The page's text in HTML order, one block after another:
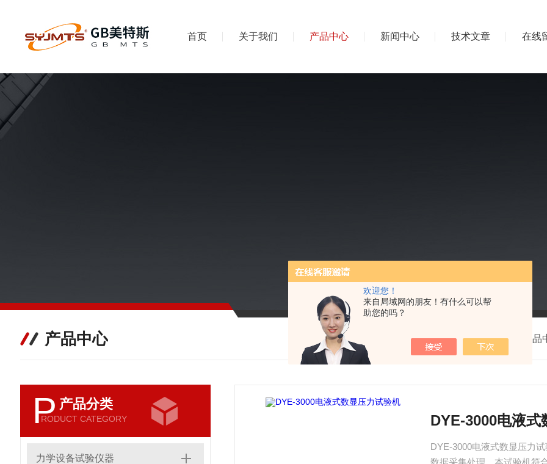
欢迎您！
来自局域网的朋友！有什么可以帮
助您的吗？
首页 关于我们 产品中心 新闻中心 技术文章 在线
产品中心 我的位置：首页> 产品
P 产品分类
RODUCT CATEGORY
力学设备试验仪器
DYE-3000电液式
DYE-3000电液式数显压力
数据采集处理。本试验机符